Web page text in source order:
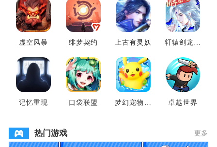
虚空风暴 绯梦契约 上古有灵妖
轩辕剑龙舞
记忆重现 口袋联盟
梦幻宠物联
卓越世界
热门游戏 更多